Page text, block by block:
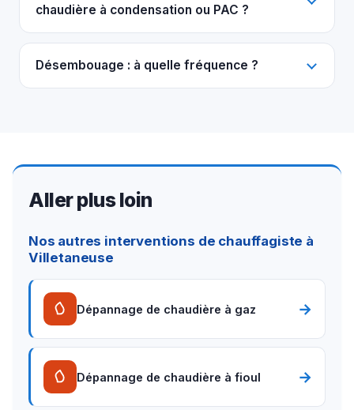
chaudière à condensation ou PAC ?
Désembouage : à quelle fréquence ?
Aller plus loin
Nos autres interventions de chauffagiste à
Villetaneuse
Dépannage de chaudière à gaz →
Dépannage de chaudière à fioul →